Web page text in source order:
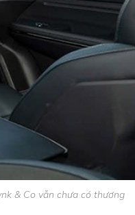
& Co vẫn chưa có thương